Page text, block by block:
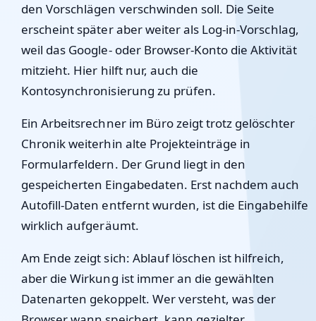
den Vorschlägen verschwinden soll. Die Seite
erscheint später aber weiter als Log-in-Vorschlag,
weil das Google- oder Browser-Konto die Aktivität
mitzieht. Hier hilft nur, auch die
Kontosynchronisierung zu prüfen.
Ein Arbeitsrechner im Büro zeigt trotz gelöschter
Chronik weiterhin alte Projekteinträge in
Formularfeldern. Der Grund liegt in den
gespeicherten Eingabedaten. Erst nachdem auch
Autofill-Daten entfernt wurden, ist die Eingabehilfe
wirklich aufgeräumt.
Am Ende zeigt sich: Ablauf löschen ist hilfreich,
aber die Wirkung ist immer an die gewählten
Datenarten gekoppelt. Wer versteht, was der